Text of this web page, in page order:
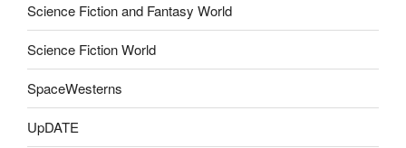
Science Fiction and Fantasy World
Science Fiction World
SpaceWesterns
UpDATE